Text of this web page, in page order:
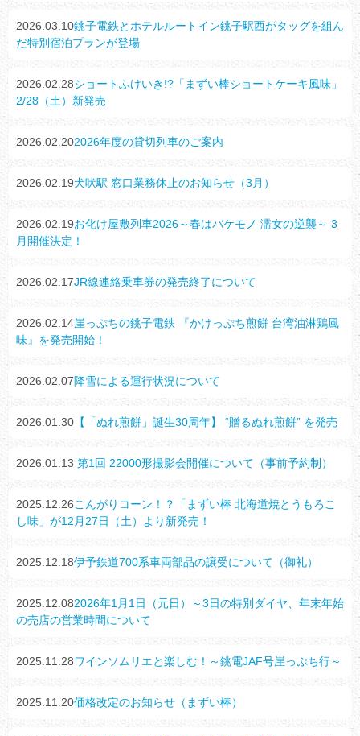
2026.03.10銚子電鉄とホテルルートイン銚子駅西がタッグを組ん
だ特別宿泊プランが登場
2026.02.28ショートふけいき!?「まずい棒ショートケーキ風味」
2/28（土）新発売
2026.02.202026年度の貸切列車のご案内
2026.02.19犬吠駅 窓口業務休止のお知らせ（3月）
2026.02.19お化け屋敷列車2026～春はバケモノ 濡女の逆襲～ 3
月開催決定！
2026.02.17JR線連絡乗車券の発売終了について
2026.02.14崖っぷちの銚子電鉄 『かけっぷち煎餅 台湾油淋鶏風
味』を発売開始！
2026.02.07降雪による運行状況について
2026.01.30 【「ぬれ煎餅」誕生30周年】 “贈るぬれ煎餅” を発売
2026.01.13 第1回 22000形撮影会開催について（事前予約制）
2025.12.26こんがりコーン！？「まずい棒 北海道焼とうもろこ
し味」が12月27日（土）より新発売！
2025.12.18伊予鉄道700系車両部品の譲受について（御礼）
2025.12.082026年1月1日（元日）～3日の特別ダイヤ、年末年始
の売店の営業時間について
2025.11.28ワインソムリエと楽しむ！～銚電JAF号崖っぷち行～
2025.11.20価格改定のお知らせ（まずい棒）